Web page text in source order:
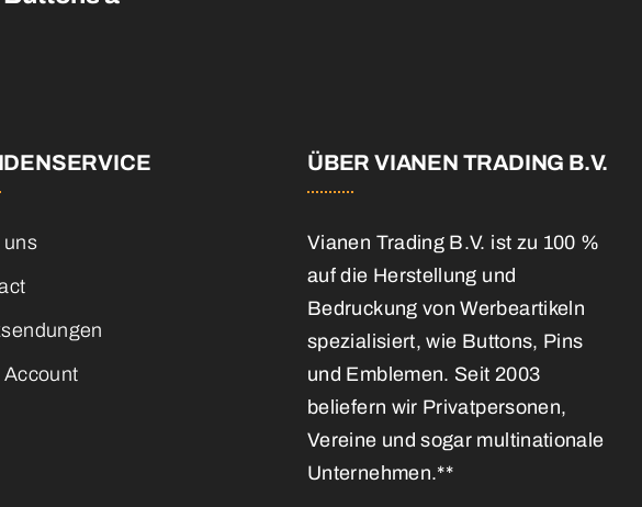
uns
Account
ÜBER VIANEN TRADING B.V.
Vianen Trading B.V. ist zu 100 %
auf die Herstellung und
Bedruckung von Werbeartikeln
spezialisiert, wie Buttons, Pins
und Emblemen. Seit 2003
beliefern wir Privatpersonen,
Vereine und sogar multinationale
Unternehmen.**